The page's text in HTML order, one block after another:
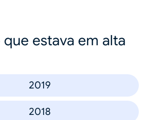
que estava em alta
2019
2018